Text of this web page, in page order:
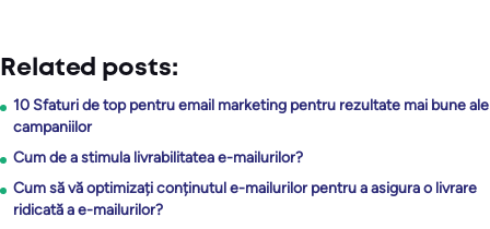
Related posts:
10 Sfaturi de top pentru email marketing pentru rezultate mai bune ale
campaniilor
Cum de a stimula livrabilitatea e-mailurilor?
Cum să vă optimizați conținutul e-mailurilor pentru a asigura o livrare
ridicată a e-mailurilor?